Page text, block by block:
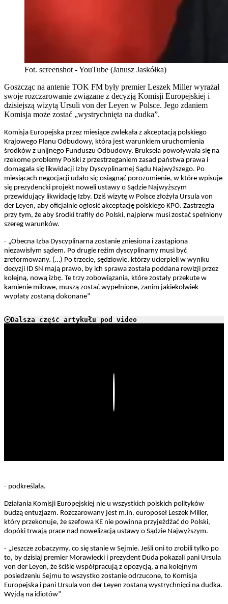
Fot. screenshot - YouTube (Janusz Jaskółka)
Goszcząc na antenie TOK FM były premier Leszek Miller wyrażał
swoje rozczarowanie związane z decyzją Komisji Europejskiej i
dzisiejszą wizytą Ursuli von der Leyen w Polsce. Jego zdaniem
Komisja może zostać „wystrychnięta na dudka”.
Komisja Europejska przez miesiące zwlekała z akceptacją polskiego
Krajowego Planu Odbudowy, która jest warunkiem uruchomienia
środków z unijnego Funduszu Odbudowy. Bruksela powoływała się na
rzekome problemy Polski z przestrzeganiem zasad państwa prawa i
domagała się likwidacji Izby Dyscyplinarnej Sądu Najwyższego. Po
miesiącach negocjacji udało się osiągnąć porozumienie, w które wpisuje
się prezydencki projekt noweli ustawy o Sądzie Najwyższym
przewidujący likwidację Izby. Dziś wizytę w Polsce złożyła Ursula von
der Leyen, aby oficjalnie ogłosić akceptację polskiego KPO. Zastrzegła
przy tym, że aby środki trafiły do Polski, najpierw musi zostać spełniony
szereg warunków.
- „Obecna Izba Dyscyplinarna zostanie zniesiona i zastąpiona
niezawisłym sądem. Po drugie reżim dyscyplinarny musi być
zreformowany. (…) Po trzecie, sędziowie, którzy ucierpieli w wyniku
decyzji ID SN mają prawo, by ich sprawa została poddana rewizji przez
kolejną, nową izbę. Te trzy zobowiązania, które zostały przekute w
kamienie milowe, muszą zostać wypełnione, zanim jakiekolwiek
wypłaty zostaną dokonane”
Dalsza część artykułu pod video
- podkreślała.
Działania Komisji Europejskiej nie u wszystkich polskich polityków
budzą entuzjazm. Rozczarowany jest m.in. europoseł Leszek Miller,
który przekonuje, że szefowa KE nie powinna przyjeżdżać do Polski,
dopóki trwają prace nad nowelizacją ustawy o Sądzie Najwyższym.
- „Jeszcze zobaczymy, co się stanie w Sejmie. Jeśli oni to zrobili tylko po
to, by dzisiaj premier Morawiecki i prezydent Duda pokazali pani Ursula
von der Leyen, że ściśle współpracują z opozycją, a na kolejnym
posiedzeniu Sejmu to wszystko zostanie odrzucone, to Komisja
Europejska i pani Ursula von der Leyen zostaną wystrychnięci na dudka.
Wyjdą na idiotów”